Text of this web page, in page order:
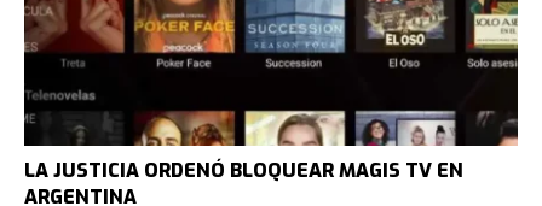
LA JUSTICIA ORDENÓ BLOQUEAR MAGIS TV EN
ARGENTINA